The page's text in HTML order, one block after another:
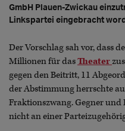
GmbH Plauen-Zwickau
Linkspartei eingebracht
Der Vorschlag sah vor, dass
Millionen für dasTheater
gegen den Beitritt, 11
der Abstimmung herrschte
Fraktionszwang. Gegner
nicht an einer